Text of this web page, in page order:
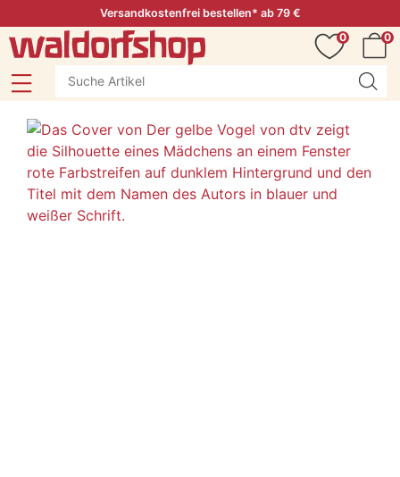
Versandkostenfrei bestellen* ab 79 €
0
0